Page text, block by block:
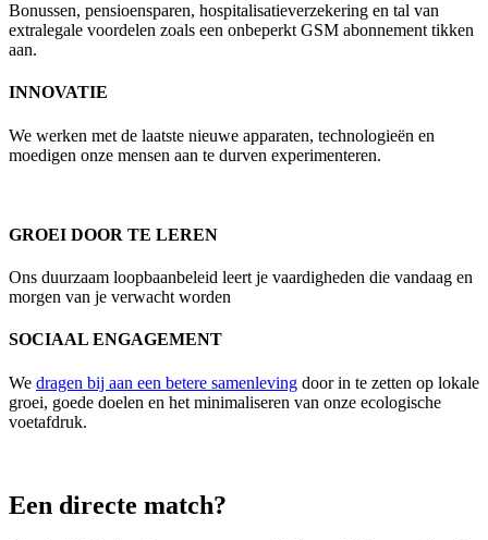
Bonussen, pensioensparen, hospitalisatieverzekering en tal van
extralegale voordelen zoals een onbeperkt GSM abonnement tikken
aan.
INNOVATIE
We werken met de laatste nieuwe apparaten, technologieën en
moedigen onze mensen aan te durven experimenteren.
GROEI DOOR TE LEREN
Ons duurzaam loopbaanbeleid leert je vaardigheden die vandaag en
morgen van je verwacht worden
SOCIAAL ENGAGEMENT
We dragen bij aan een betere samenleving door in te zetten op lokale
groei, goede doelen en het minimaliseren van onze ecologische
voetafdruk.
Een directe match?